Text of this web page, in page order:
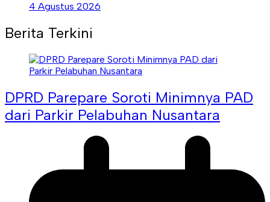
4 Agustus 2026
Berita Terkini
DPRD Parepare Soroti Minimnya PAD
dari Parkir Pelabuhan Nusantara